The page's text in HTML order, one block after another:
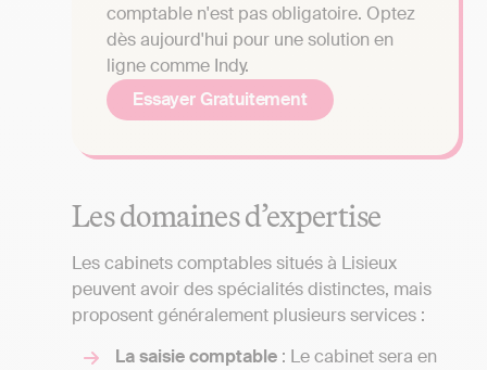
comptable n'est pas obligatoire. Optez
dès aujourd'hui pour une solution en
ligne comme Indy.
Essayer Gratuitement
Les domaines d’expertise
Les cabinets comptables situés à Lisieux
peuvent avoir des spécialités distinctes, mais
proposent généralement plusieurs services :
La saisie comptable : Le cabinet sera en